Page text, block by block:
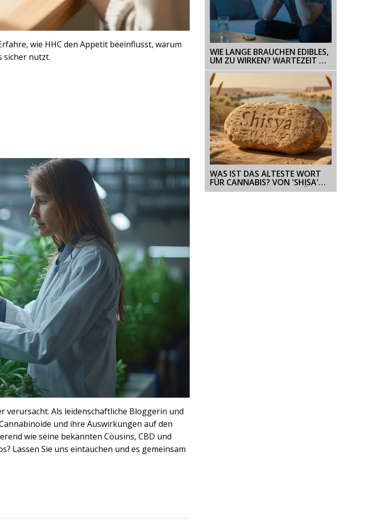
wie HHC den Appetit beeinflusst, warum
sicher nutzt.
verursacht. Als leidenschaftliche Bloggerin und
und ihre Auswirkungen auf den
wie seine bekannten Cousins, CBD und
Lassen Sie uns eintauchen und es gemeinsam
WIE LANGE BRAUCHEN EDIBLES,
UM ZU WIRKEN? WARTEZEIT &
TIPPS
WAS IST DAS ÄLTESTE WORT
FÜR CANNABIS? VON 'SHISA'
BIS ZU MODERNEN GETRÄNKEN